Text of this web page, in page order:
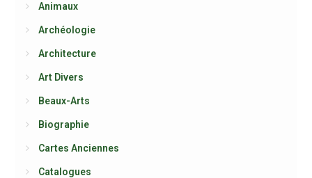
Animaux
Archéologie
Architecture
Art Divers
Beaux-Arts
Biographie
Cartes Anciennes
Catalogues